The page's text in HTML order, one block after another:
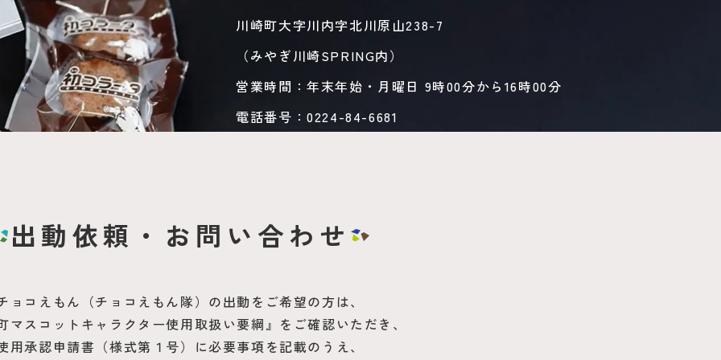
川崎町大字川内字北川原山238-7
（みやぎ川崎SPRING内）
営業時間：年末年始・月曜日 9時00分から16時00分
電話番号：0224-84-6681
出動依頼・お問い合わせ
ョコえもん（チョコえもん隊）の出動をご希望の方は、
マスコットキャラクター使用取扱い要綱』をご確認いただき、
用承認申請書（様式第１号）に必要事項を記載のうえ、